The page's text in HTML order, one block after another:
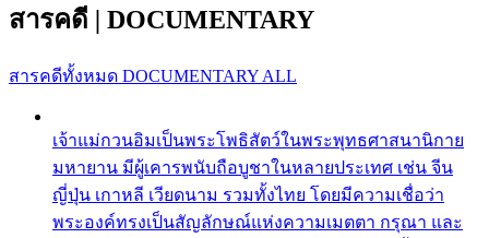
สารคดี | DOCUMENTARY
สารคดีทั้งหมด DOCUMENTARY ALL
เจ้าแม่กวนอิมเป็นพระโพธิสัตว์ในพระพุทธศาสนานิกาย
มหายาน มีผู้เคารพนับถือบูชาในหลายประเทศ เช่น จีน
ญี่ปุ่น เกาหลี เวียดนาม รวมทั้งไทย โดยมีความเชื่อว่า
พระองค์ทรงเป็นสัญลักษณ์แห่งความเมตตา กรุณา และ